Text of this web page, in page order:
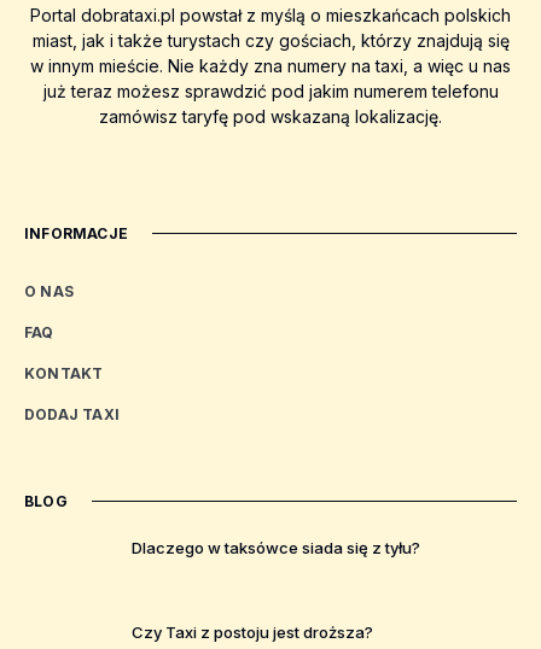
Portal dobrataxi.pl powstał z myślą o mieszkańcach polskich
miast, jak i także turystach czy gościach, którzy znajdują się
w innym mieście. Nie każdy zna numery na taxi, a więc u nas
już teraz możesz sprawdzić pod jakim numerem telefonu
zamówisz taryfę pod wskazaną lokalizację.
INFORMACJE
O NAS
FAQ
KONTAKT
DODAJ TAXI
BLOG
Dlaczego w taksówce siada się z tyłu?
Czy Taxi z postoju jest droższa?